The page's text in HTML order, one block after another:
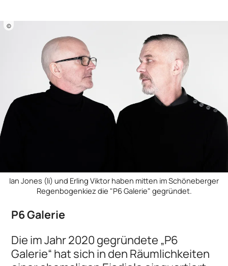
©
Ian Jones (li) und Erling Viktor haben mitten im Schöneberger
Regenbogenkiez die "P6 Galerie" gegründet.
P6 Galerie
Die im Jahr 2020 gegründete „P6
Galerie“ hat sich in den Räumlichkeiten